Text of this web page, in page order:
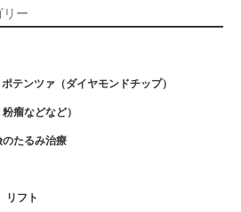
リー
テンツァ（ダイヤモンドチップ）
瘤などなど）
たるみ治療
リフト